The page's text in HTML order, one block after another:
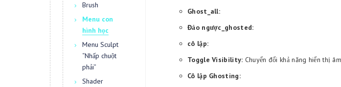
Brush
Menu con
hình học
Menu Sculpt
“Nhấp chuột
phải”
Shader
Ghost_all:
Đảo ngược_ghosted:
cô lập:
Toggle Visibility: Chuyển đổi khả năng hiển thị
Cô lập Ghosting: